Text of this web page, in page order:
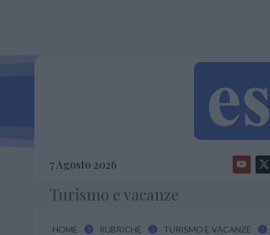
7 Agosto 2026
Turismo e vacanze
HOME  RUBRICHE  TURISMO E VACANZE 